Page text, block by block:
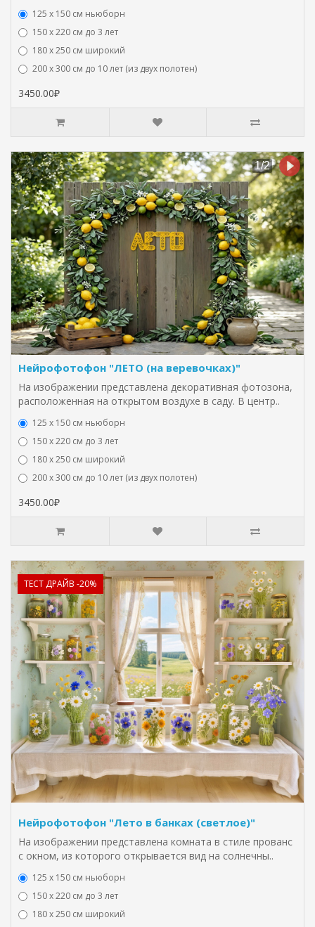
125 x 150 см ньюборн
150 х 220 см до 3 лет
180 х 250 см широкий
200 х 300 см до 10 лет (из двух полотен)
3450.00₽
Нейрофотофон "ЛЕТО (на веревочках)"
На изображении представлена декоративная фотозона,
расположенная на открытом воздухе в саду. В центр..
125 x 150 см ньюборн
150 х 220 см до 3 лет
180 х 250 см широкий
200 х 300 см до 10 лет (из двух полотен)
3450.00₽
ТЕСТ ДРАЙВ -20%
Нейрофотофон "Лето в банках (светлое)"
На изображении представлена комната в стиле прованс
с окном, из которого открывается вид на солнечны..
125 x 150 см ньюборн
150 х 220 см до 3 лет
180 х 250 см широкий